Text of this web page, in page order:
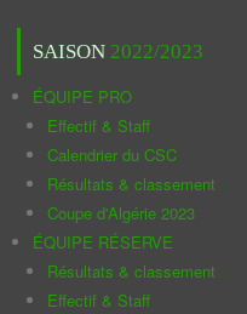
SAISON 2022/2023
ÉQUIPE PRO
Effectif & Staff
Calendrier du CSC
Résultats & classement
Coupe d'Algérie 2023
ÉQUIPE RÉSERVE
Résultats & classement
Effectif & Staff